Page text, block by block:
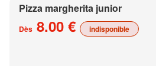
Pizza margherita junior
Dès 8.00 € indisponible